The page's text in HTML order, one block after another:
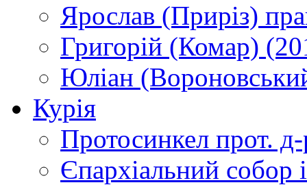
Ярослав (Приріз)
Григорій (Комар)
Юліан
Курія
Протосинкел прот.
Єпархіальний собор